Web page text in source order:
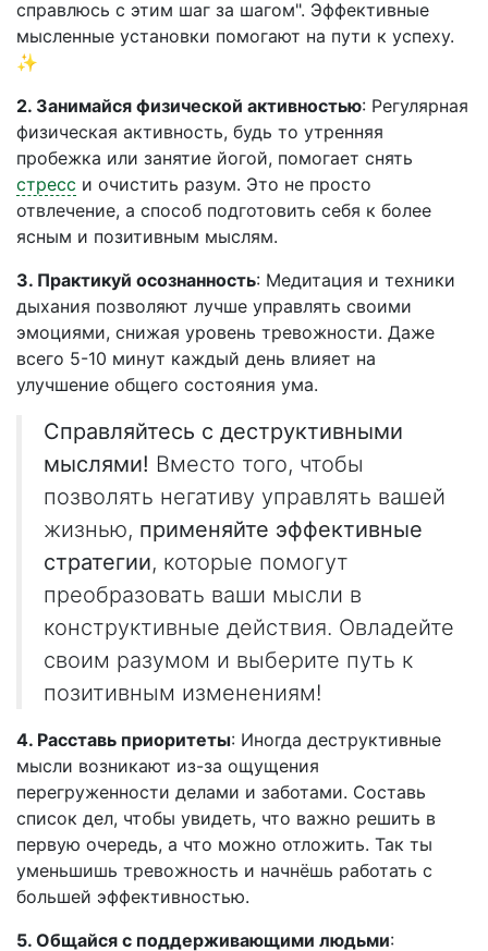
справлюсь с этим шаг за шагом". Эффективные
мысленные установки помогают на пути к успеху.
✨
2. Занимайся физической активностью: Регулярная
физическая активность, будь то утренняя
пробежка или занятие йогой, помогает снять
стресс и очистить разум. Это не просто
отвлечение, а способ подготовить себя к более
ясным и позитивным мыслям.
3. Практикуй осознанность: Медитация и техники
дыхания позволяют лучше управлять своими
эмоциями, снижая уровень тревожности. Даже
всего 5-10 минут каждый день влияет на
улучшение общего состояния ума.
Справляйтесь с деструктивными
мыслями! Вместо того, чтобы
позволять негативу управлять вашей
жизнью, применяйте эффективные
стратегии, которые помогут
преобразовать ваши мысли в
конструктивные действия. Овладейте
своим разумом и выберите путь к
позитивным изменениям!
4. Расставь приоритеты: Иногда деструктивные
мысли возникают из-за ощущения
перегруженности делами и заботами. Составь
список дел, чтобы увидеть, что важно решить в
первую очередь, а что можно отложить. Так ты
уменьшишь тревожность и начнёшь работать с
большей эффективностью.
5. Общайся с поддерживающими людьми: